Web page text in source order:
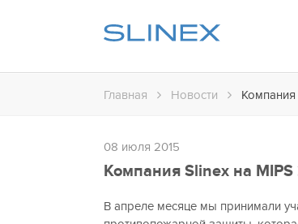
Главная Новости Компания
08 июля 2015
Компания Slinex на MIPS
В апреле месяце мы принимали